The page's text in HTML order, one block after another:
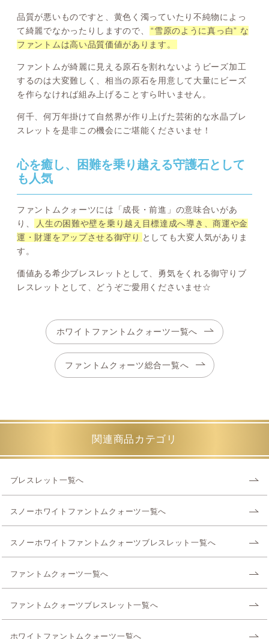
品質が悪いものですと、黄色く濁っていたり不純物によっ
て綺麗でなかったりしますので、
“雪原のように真っ白” な
ファントムは高い品質価値があります。
ファントムが綺麗に見える原石を割れないようビーズ加工
するのは大変難しく、相当の原石を用意して大量にビーズ
を作らなければ組み上げることすら叶いません。
何千、何万年掛けて自然界が作り上げた芸術的な水晶ブレ
スレットを是非この機会にご堪能くださいませ！
心を癒し、困難を乗り越える守護石として
も人気
ファントムクォーツには「成長・前進」の意味合いがあ
り、
人生の困難や壁を乗り越え目標達成へ導き、商運や金
運・財運をアップさせる御守り としても大変人気がありま
す。
価値ある希少ブレスレットとして、勇気をくれる御守りブ
レスレットとして、どうぞご愛用くださいませ☆
ホワイトファントムクォーツ一覧へ
ファントムクォーツ総合一覧へ
関連商品カテゴリ
ブレスレット一覧へ
スノーホワイトファントムクォーツ一覧へ
スノーホワイトファントムクォーツブレスレット一覧へ
ファントムクォーツ一覧へ
ファントムクォーツブレスレット一覧へ
ホワイトファントムクォーツ一覧へ